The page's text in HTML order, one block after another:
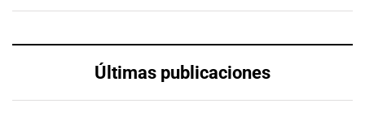
Últimas publicaciones